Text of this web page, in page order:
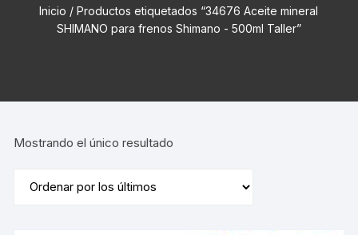
Inicio / Productos etiquetados “34676 Aceite mineral
SHIMANO para frenos Shimano - 500ml Taller”
Mostrando el único resultado